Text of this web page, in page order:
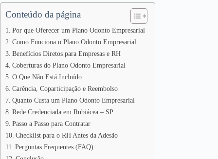
Conteúdo da página
Por que Oferecer um Plano Odonto Empresarial
Como Funciona o Plano Odonto Empresarial
Benefícios Diretos para Empresas e RH
Coberturas do Plano Odonto Empresarial
O Que Não Está Incluído
Carência, Coparticipação e Reembolso
Quanto Custa um Plano Odonto Empresarial
Rede Credenciada em Rubiácea – SP
Passo a Passo para Contratar
Checklist para o RH Antes da Adesão
Perguntas Frequentes (FAQ)